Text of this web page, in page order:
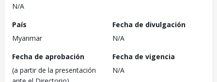
N/A
País
Myanmar
Fecha de divulgación
N/A
Fecha de aprobación
(a partir de la presentación
Fecha de vigencia
N/A